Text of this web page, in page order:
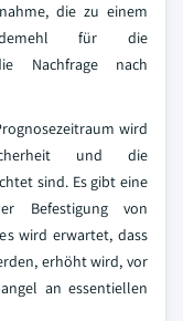
die zu einem
für die
Nachfrage nach
wird
und die
sind. Es gibt eine
Befestigung von
wird erwartet, dass
erhöht wird, vor
an essentiellen